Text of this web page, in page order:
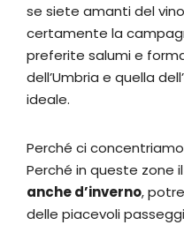
se siete amanti del
certamente la
preferite salumi e
dell’Umbria e quella
ideale.
Perché ci
Perché in queste zone
anche d’inverno,
delle piacevoli